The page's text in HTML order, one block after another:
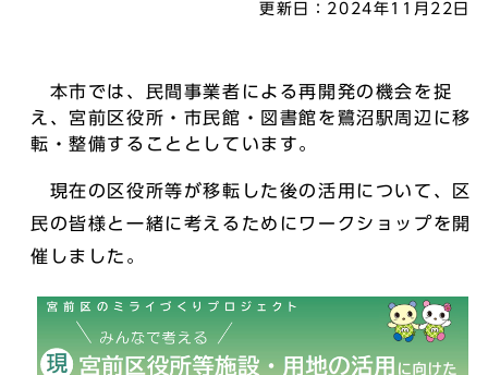
更新日： 2024年11月22日
本市では、民間事業者による再開発の機会を捉
え、宮前区役所・市民館・図書館を鷺沼駅周辺に移
転・整備することとしています。
現在の区役所等が移転した後の活用について、区
民の皆様と一緒に考えるためにワークショップを開
催しました。